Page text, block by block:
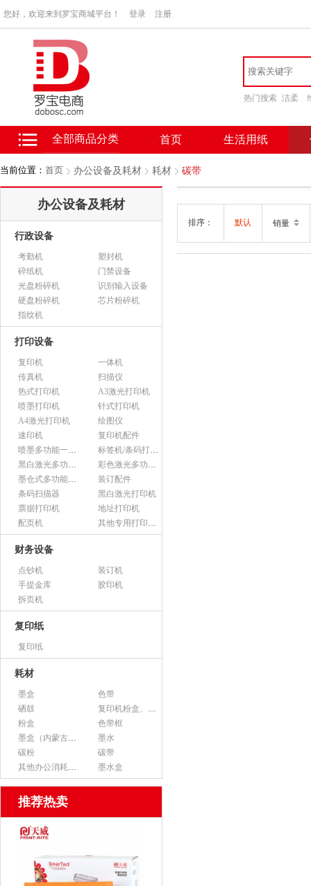
您好，欢迎来到罗宝商城平台！ 登录 注册
热门搜索 洁柔
全部商品分类 首页 生活用纸
当前位置： 首页 办公设备及耗材 耗材 碳带
办公设备及耗材
行政设备
考勤机
塑封机
碎纸机
门禁设备
光盘粉碎机
识别输入设备
硬盘粉碎机
芯片粉碎机
指纹机
打印设备
复印机
一体机
传真机
扫描仪
热式打印机
A3激光打印机
喷墨打印机
针式打印机
A4激光打印机
绘图仪
速印机
复印机配件
喷墨多功能一体机
标签机/条码打印机
黑白激光多功能一体机
彩色激光多功能一体机
墨仓式多功能一体机
装订配件
条码扫描器
黑白激光打印机
票据打印机
地址打印机
配页机
其他专用打印设备
财务设备
点钞机
装订机
手提金库
胶印机
拆页机
复印纸
复印纸
耗材
墨盒
色带
硒鼓
复印机粉盒、墨粉
粉盒
色带框
墨盒（内蒙古专用）
墨水
碳粉
碳带
其他办公消耗用品
墨水盒
推荐热卖
排序： 默认 销量